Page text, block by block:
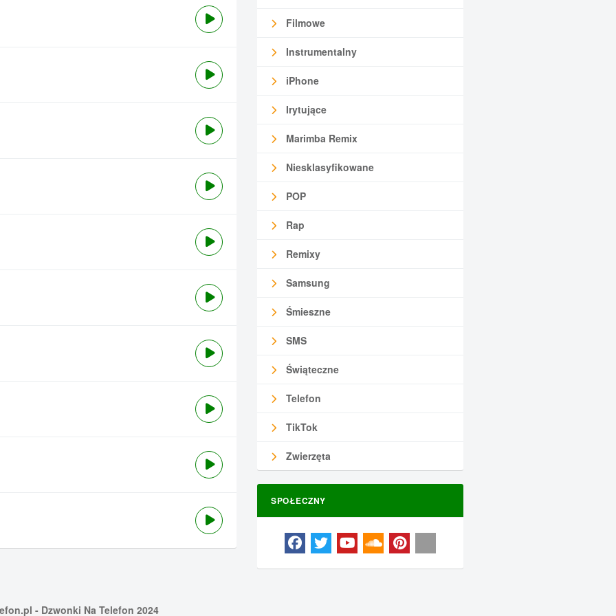
Filmowe
Instrumentalny
iPhone
Irytujące
Marimba Remix
Niesklasyfikowane
POP
Rap
Remixy
Samsung
Śmieszne
SMS
Świąteczne
Telefon
TikTok
Zwierzęta
SPOŁECZNY
- Dzwonki Na Telefon 2024